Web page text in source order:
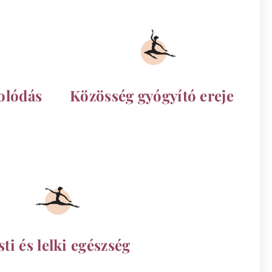
Közösség gyógyító ereje
és lelki egészség